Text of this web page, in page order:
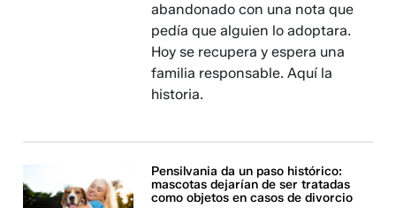
abandonado con una nota que
pedía que alguien lo adoptara.
Hoy se recupera y espera una
familia responsable. Aquí la
historia.
Pensilvania da un paso histórico:
mascotas dejarían de ser tratadas
como objetos en casos de divorcio